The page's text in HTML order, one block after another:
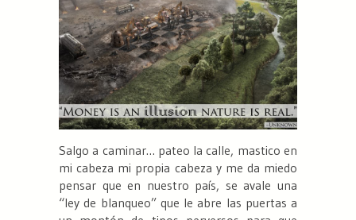
Salgo a caminar… pateo la calle, mastico en
mi cabeza mi propia cabeza y me da miedo
pensar que en nuestro país, se avale una
“ley de blanqueo” que le abre las puertas a